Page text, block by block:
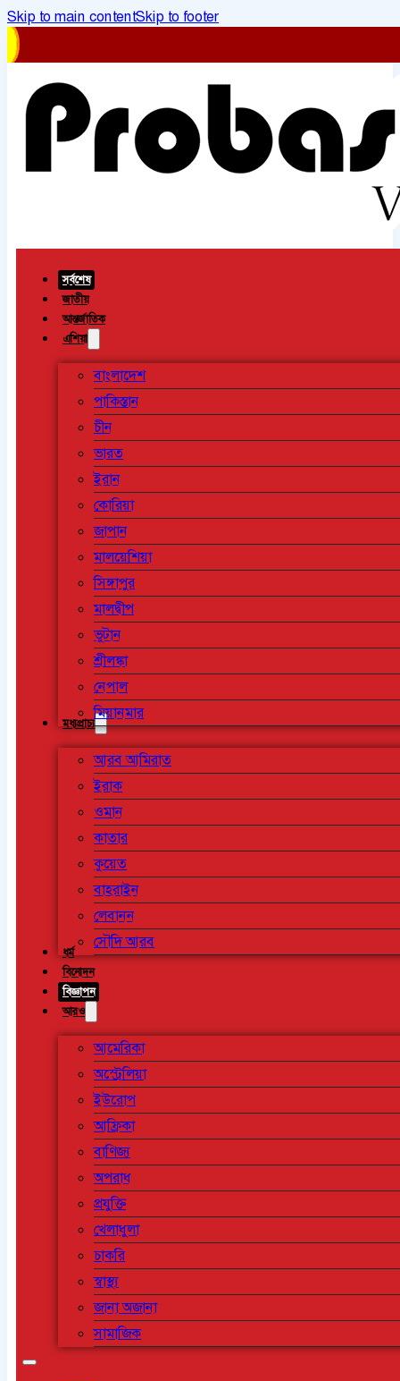
Skip to main contentSkip to footer
সর্বশেষ
জাতীয়
আন্তর্জাতিক
এশিয়া
বাংলাদেশ
পাকিস্তান
চীন
ভারত
ইরান
কোরিয়া
জাপান
মালয়েশিয়া
সিঙ্গাপুর
মালদ্বীপ
ভুটান
শ্রীলঙ্কা
নেপাল
মিয়ানমার
মধ্যপ্রাচ্য
আরব আমিরাত
ইরাক
ওমান
কাতার
কুয়েত
বাহরাইন
লেবানন
সৌদি আরব
ধর্ম
বিনোদন
বিজ্ঞাপন
আরও
আমেরিকা
অস্ট্রেলিয়া
ইউরোপ
আফ্রিকা
বাণিজ্য
অপরাধ
প্রযুক্তি
খেলাধুলা
চাকরি
স্বাস্থ্য
জানা অজানা
সামাজিক